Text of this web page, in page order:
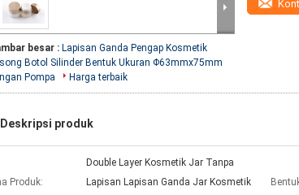
besar : Lapisan Ganda Pengap Kosmetik
Botol Silinder Bentuk Ukuran Φ63mmx75mm
Pompa
Harga terbaik
produk
Produk:
Double Layer Kosmetik Jar Tanpa
Lapisan Lapisan Ganda Jar Kosmetik